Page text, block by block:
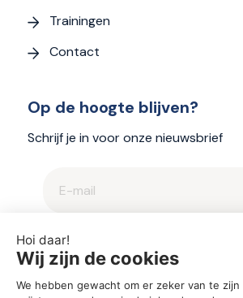
Trainingen
Contact
Op de hoogte blijven?
Schrijf je in voor onze nieuwsbrief